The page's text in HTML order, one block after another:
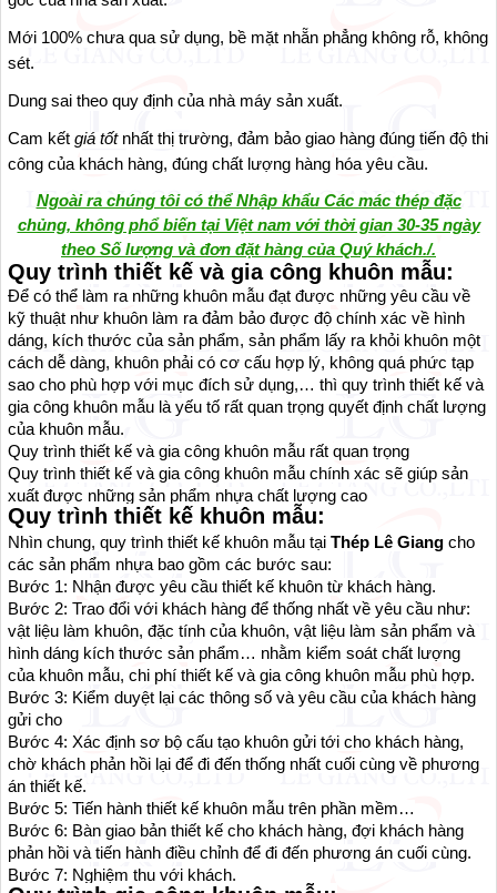
Mới 100% chưa qua sử dụng, bề mặt nhẵn phẳng không rỗ, không
sét.
Dung sai theo quy định của nhà máy sản xuất.
Cam kếtgiá tốt nhất thị trường, đảm bảo giao hàng đúng tiến độ thi
công của khách hàng, đúng chất lượng hàng hóa yêu cầu.
Ngoài ra chúng tôi có thể Nhập khẩu Các mác thép đặc
chủng, không phổ biến tại Việt nam với thời gian 30-35 ngày
theo Số lượng và đơn đặt hàng của Quý khách./.
Quy trình thiết kế và gia công khuôn mẫu:
Để có thể làm ra những khuôn mẫu đạt được những yêu cầu về
kỹ thuật như khuôn làm ra đảm bảo được độ chính xác về hình
dáng, kích thước của sản phẩm, sản phẩm lấy ra khỏi khuôn một
cách dễ dàng, khuôn phải có cơ cấu hợp lý, không quá phức tạp
sao cho phù hợp với mục đích sử dụng,… thì quy trình thiết kế và
gia công khuôn mẫu là yếu tố rất quan trọng quyết định chất lượng
của khuôn mẫu.
Quy trình thiết kế và gia công khuôn mẫu rất quan trọng
Quy trình thiết kế và gia công khuôn mẫu chính xác sẽ giúp sản
xuất được những sản phẩm nhựa chất lượng cao
Quy trình thiết kế khuôn mẫu:
Nhìn chung, quy trình thiết kế khuôn mẫu tạiThép Lê Giang cho
các sản phẩm nhựa bao gồm các bước sau:
Bước 1: Nhận được yêu cầu thiết kế khuôn từ khách hàng.
Bước 2: Trao đổi với khách hàng để thống nhất về yêu cầu như:
vật liệu làm khuôn, đặc tính của khuôn, vật liệu làm sản phẩm và
hình dáng kích thước sản phẩm… nhằm kiểm soát chất lượng
của khuôn mẫu, chi phí thiết kế và gia công khuôn mẫu phù hợp.
Bước 3: Kiểm duyệt lại các thông số và yêu cầu của khách hàng
gửi cho
Bước 4: Xác định sơ bộ cấu tạo khuôn gửi tới cho khách hàng,
chờ khách phản hồi lại để đi đến thống nhất cuối cùng về phương
án thiết kế.
Bước 5: Tiến hành thiết kế khuôn mẫu trên phần mềm…
Bước 6: Bàn giao bản thiết kế cho khách hàng, đợi khách hàng
phản hồi và tiến hành điều chỉnh để đi đến phương án cuối cùng.
Bước 7: Nghiệm thu với khách.